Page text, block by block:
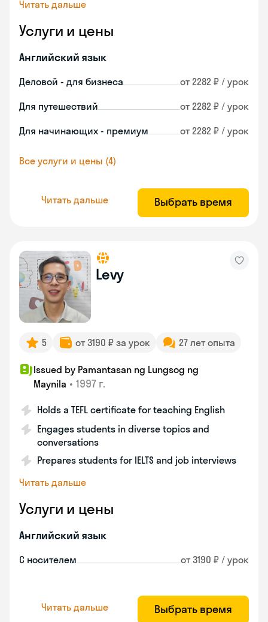
Читать дальше
Услуги и цены
Английский язык
Деловой - для бизнеса от 2282 ₽ / урок
Для путешествий от 2282 ₽ / урок
Для начинающих - премиум от 2282 ₽ / урок
Все услуги и цены (4)
Читать дальше Выбрать время
Levy
5 от 3190 ₽ за урок 27 лет опыта
Issued by Pamantasan ng Lungsog ng
Maynila • 1997 г.
Holds a TEFL certificate for teaching English
Engages students in diverse topics and
conversations
Prepares students for IELTS and job interviews
Читать дальше
Услуги и цены
Английский язык
С носителем от 3190 ₽ / урок
Читать дальше Выбрать время